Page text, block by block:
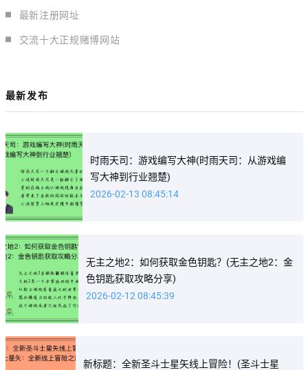
最新注册网址
交流十大正规赌博网站
最新发布
时雨天司：游戏编写大神(时雨天司：从游戏编
写大神到行业翘楚)
2026-02-13 08:45:14
无主之地2：如何获取金色钥匙？(无主之地2：金
色钥匙获取攻略分享)
2026-02-12 08:45:39
新标题：全新圣斗士星矢线上冒险！(圣斗士星